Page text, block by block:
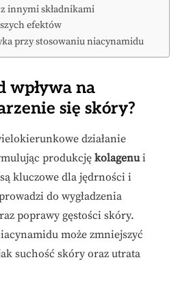
innymi składnikami
efektów
przy stosowaniu niacynamidu
wpływa na
się skóry?
działanie
produkcję kolagenui
kluczowe dla jędrności i
do wygładzenia
poprawy gęstości skóry.
może zmniejszyć
suchość skóry oraz utrata